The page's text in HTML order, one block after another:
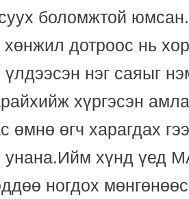
боломжтой
дотроос нь
нэг саяыг
хүргэсэн
өмнө өгч харагдах
унана.Ийм хүнд үед
ногдох